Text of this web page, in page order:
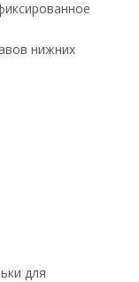
нижних
для